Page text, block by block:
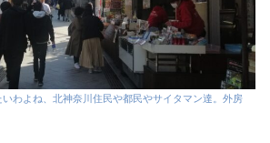
わよね、北神奈川住民や都民やサイタマン達。外房